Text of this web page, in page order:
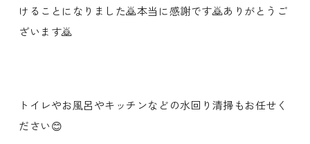
けることになりました🙇本当に感謝です🙇ありがとうご
ざいます🙇
トイレやお風呂やキッチンなどの水回り清掃もお任せく
ださい😊